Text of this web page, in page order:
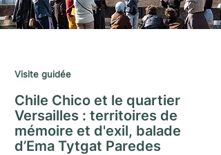
Visite guidée
Chile Chico et le quartier
Versailles : territoires de
mémoire et d'exil, balade
d’Ema Tytgat Paredes